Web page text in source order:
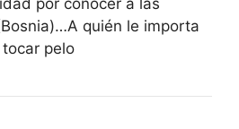
quién le importa
pelo